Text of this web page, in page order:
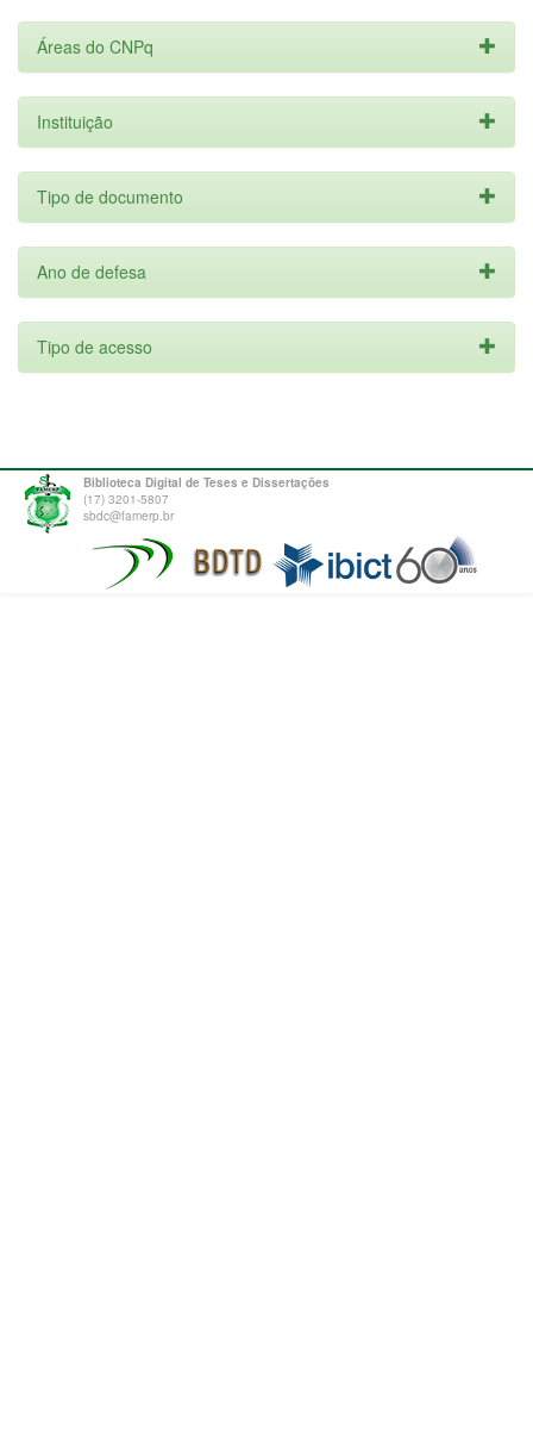
Áreas do CNPq
Instituição
Tipo de documento
Ano de defesa
Tipo de acesso
Biblioteca Digital de Teses e Dissertações
(17) 3201-5807
sbdc@famerp.br